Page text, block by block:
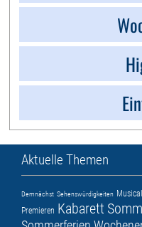
Aktuelle Themen
Demnächst Sehenswürdigkeiten
Premieren Kabarett